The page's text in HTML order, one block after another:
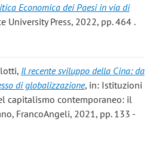
Economica dei Paesi in via di
University Press, 2022, pp. 464 .
, Il recente sviluppo della Cina: da
di globalizzazione, in: Istituzioni
capitalismo contemporaneo: il
FrancoAngeli, 2021, pp. 133 -